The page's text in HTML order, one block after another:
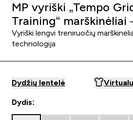
MP vyriški „Tempo
Training“ marškinėliai
Vyriški lengvi treniruočių
technologija
Dydžių lentelė
Dydis: